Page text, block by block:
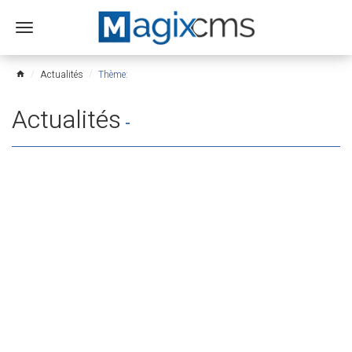
Ouvrir
menu
home Actualités Thème:
Actualités -